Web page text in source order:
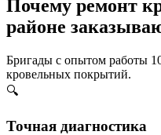
Почему ремонт
районе
Бригады с опытом работы
кровельных покрытий.
🔍
Точная диагностика